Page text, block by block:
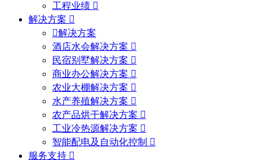
工程业绩
解决方案
解决方案
酒店水会解决方案
民宿别墅解决方案
商业办公解决方案
农业大棚解决方案
水产养殖解决方案
农产品烘干解决方案
工业冷热源解决方案
智能配电及自动化控制
服务支持